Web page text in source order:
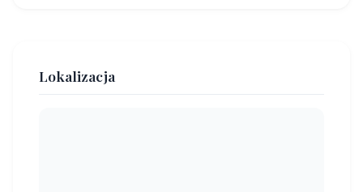
Lokalizacja